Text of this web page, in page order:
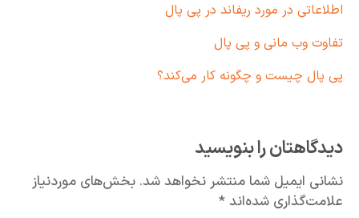
اطلاعاتی در مورد ریفاند در پی پال
تفاوت وب مانی و پی پال
پی پال چیست و چگونه کار می‌کند؟
دیدگاهتان را بنویسید
نشانی ایمیل شما منتشر نخواهد شد. بخش‌های موردنیاز
علامت‌گذاری شده‌اند*